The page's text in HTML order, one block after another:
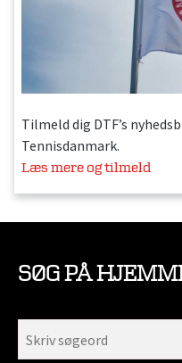
Tilmeld dig DTF’s
Tennisdanmark.
Læs mere og tilmeld
SØG PÅ